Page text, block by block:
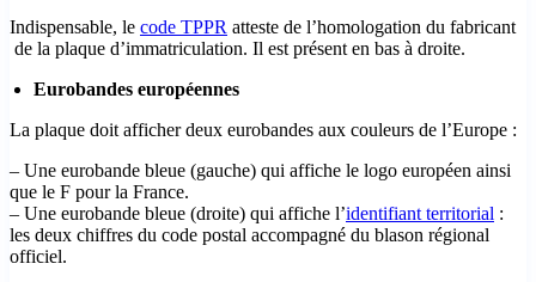
Indispensable, le code TPPR atteste de l’homologation du fabricant
de la plaque d’immatriculation. Il est présent en bas à droite.
Eurobandes européennes
La plaque doit afficher deux eurobandes aux couleurs de l’Europe :
– Une eurobande bleue (gauche) qui affiche le logo européen ainsi
que le F pour la France.
– Une eurobande bleue (droite) qui affiche l’identifiant territorial :
les deux chiffres du code postal accompagné du blason régional
officiel.